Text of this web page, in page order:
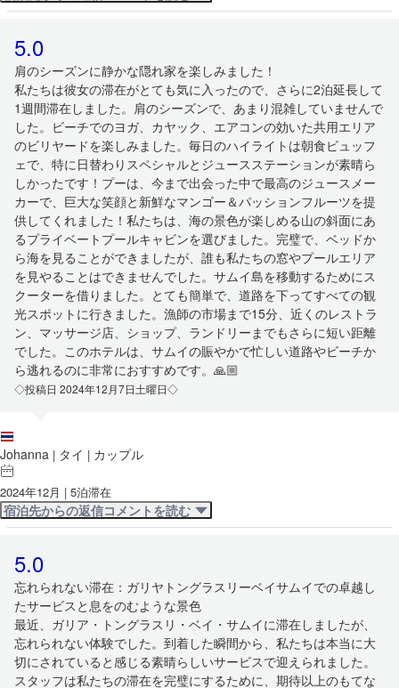
5.0
肩のシーズンに静かな隠れ家を楽しみました！
私たちは彼女の滞在がとても気に入ったので、さらに2泊延長して
1週間滞在しました。肩のシーズンで、あまり混雑していませんで
した。ビーチでのヨガ、カヤック、エアコンの効いた共用エリア
のビリヤードを楽しみました。毎日のハイライトは朝食ビュッフ
ェで、特に日替わりスペシャルとジュースステーションが素晴ら
しかったです！プーは、今まで出会った中で最高のジュースメー
カーで、巨大な笑顔と新鮮なマンゴー＆パッションフルーツを提
供してくれました！私たちは、海の景色が楽しめる山の斜面にあ
るプライベートプールキャビンを選びました。完璧で、ベッドか
ら海を見ることができましたが、誰も私たちの窓やプールエリア
を見やることはできませんでした。サムイ島を移動するためにス
クーターを借りました。とても簡単で、道路を下ってすべての観
光スポットに行きました。漁師の市場まで15分、近くのレストラ
ン、マッサージ店、ショップ、ランドリーまでもさらに短い距離
でした。このホテルは、サムイの賑やかで忙しい道路やビーチか
ら逃れるのに非常におすすめです。🙏🏼
◇投稿日 2024年12月7日土曜日◇
Johanna | タイ | カップル
2024年12月 | 5泊滞在
宿泊先からの返信コメントを読む
5.0
忘れられない滞在：ガリヤトングラスリーベイサムイでの卓越し
たサービスと息をのむような景色
最近、ガリア・トングラスリ・ベイ・サムイに滞在しましたが、
忘れられない体験でした。到着した瞬間から、私たちは本当に大
切にされていると感じる素晴らしいサービスで迎えられました。
スタッフは私たちの滞在を完璧にするために、期待以上のもてな